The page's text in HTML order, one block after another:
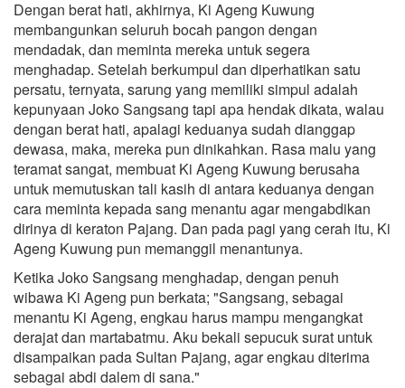
Dengan berat hati, akhirnya, Ki Ageng Kuwung
membangunkan seluruh bocah pangon dengan
mendadak, dan meminta mereka untuk segera
menghadap. Setelah berkumpul dan diperhatikan satu
persatu, ternyata, sarung yang memiliki simpul adalah
kepunyaan Joko Sangsang tapi apa hendak dikata, walau
dengan berat hati, apalagi keduanya sudah dianggap
dewasa, maka, mereka pun dinikahkan. Rasa malu yang
teramat sangat, membuat Ki Ageng Kuwung berusaha
untuk memutuskan tali kasih di antara keduanya dengan
cara meminta kepada sang menantu agar mengabdikan
dirinya di keraton Pajang. Dan pada pagi yang cerah itu, Ki
Ageng Kuwung pun memanggil menantunya.
Ketika Joko Sangsang menghadap, dengan penuh
wibawa Ki Ageng pun berkata; "Sangsang, sebagai
menantu Ki Ageng, engkau harus mampu mengangkat
derajat dan martabatmu. Aku bekali sepucuk surat untuk
disampaikan pada Sultan Pajang, agar engkau diterima
sebagai abdi dalem di sana."